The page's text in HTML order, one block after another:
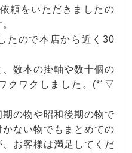
頼をいただきましたの
たので本店から近く30
数本の掛軸や数十個の
クワクしました。(*´▽
の物や昭和後期の物で
ない物でもまとめての
お客様は満足してくだ